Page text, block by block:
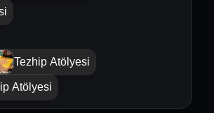
Tezhip Atölyesi
Atölyesi